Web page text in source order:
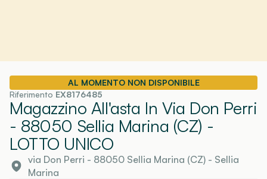
AL MOMENTO NON DISPONIBILE
Riferimento EX8176485
Magazzino All'asta In Via Don Perri
- 88050 Sellia Marina (CZ) -
LOTTO UNICO
via Don Perri - 88050 Sellia Marina (CZ)- Sellia
Marina